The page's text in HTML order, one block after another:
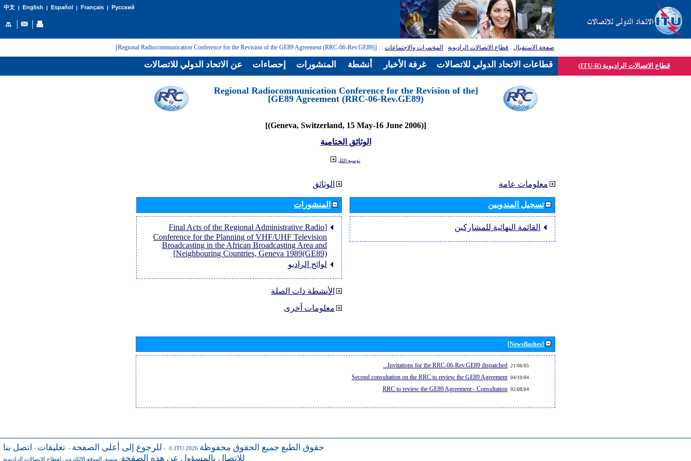
中文| English | Español | Français| Русский
صفحة الاستقبال: قطاع الاتصالات الراديوية: المؤتمرات والاجتماعات:
: [Regional Radiocommunication Conference for the Revision of the GE89 Agreement (RRC-06-Rev.GE89)]
قطاع الاتصالات الراديوية (ITU-R)
[Regional Radiocommunication Conference for the Revision of the
GE89 Agreement (RRC-06-Rev.GE89)]
[(Geneva, Switzerland, 15 May-16 June 2006)]
الوثائق الختامية
توسيع الكل
الوثائق
المنشورات
[Final Acts of the Regional Administrative Radio
Conference for the Planning of VHF/UHF Television
Broadcasting in the African Broadcasting Area and
Neighbouring Countries, Geneva 1989(GE89)]
لوائح الراديو
الأنشطة ذات الصلة
معلومات أخرى
معلومات عامة
تسجيل المندوبين
القائمة النهائية للمشاركين
[Newsflashes]
21/06/05
Invitations for the RRC-06-Rev.GE89 dispatched...
04/10/04
Second consultation on the RRC to review the GE89 Agreement
02/08/04
RRC to review the GE89 Agreement - Consultation
للرجوع إلى أعلى الصفحة - تعليقات - اتصل بنا - © ITU 2026 حقوق الطبع جميع الحقوق محفوظة
للاتصال بالمسؤول عن هذه الصفحة: منسق الموقع الإلكتروني لقطاع الاتصالات الراديوية
عن الاتحاد الدولي للاتصالات إحصاءات المنشورات أنشطة غرفة الأخبار قطاعات الاتحاد الدولي للاتصالات